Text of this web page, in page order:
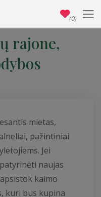
rajone,
mietas,
pažintiniai
Jei
naujas
kaimo
kuri bus kupina
(0)